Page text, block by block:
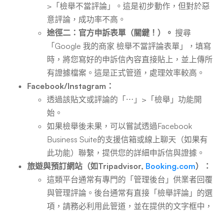
>「檢舉不當評論」。這是初步動作，但對於惡
意評論，成功率不高。
途徑二：官方申訴表單（關鍵！）。 搜尋
「Google 我的商家 檢舉不當評論表單」，填寫
時，將您寫好的申訴信內容直接貼上，並上傳所
有證據檔案。這是正式管道，處理效率較高。
Facebook/Instagram：
透過該貼文或評論的「⋯」>「檢舉」功能開
始。
如果檢舉後未果，可以嘗試透過Facebook
Business Suite的支援信箱或線上聊天（如果有
此功能）聯繫，提供您的詳細申訴信與證據。
旅遊與預訂網站（如Tripadvisor, Booking.com）：
這類平台通常有專門的「管理後台」供業者回覆
與管理評論。後台通常有直接「檢舉評論」的選
項，請務必利用此管道，並在提供的文字框中，